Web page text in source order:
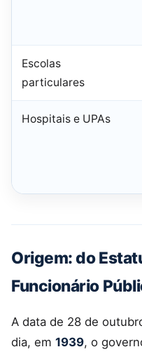
Escolas
particulares
Hospitais e UPAs
Origem: do
Funcionário
A data de 28 de
dia, em 1939, o